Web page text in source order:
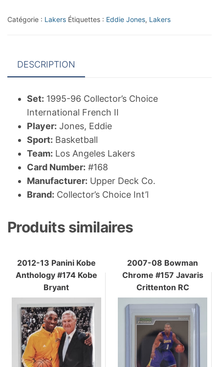
II
Jones
LOVE
Catégorie : Lakers Étiquettes : Eddie Jones, Lakers
DESCRIPTION
Set: 1995-96 Collector’s Choice
International French II
Player: Jones, Eddie
Sport: Basketball
Team: Los Angeles Lakers
Card Number: #168
Manufacturer: Upper Deck Co.
Brand: Collector’s Choice Int’l
Produits similaires
2012-13 Panini Kobe
Anthology #174 Kobe
Bryant
2007-08 Bowman
Chrome #157 Javaris
Crittenton RC